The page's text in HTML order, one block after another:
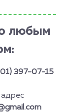
любым
397-07-15